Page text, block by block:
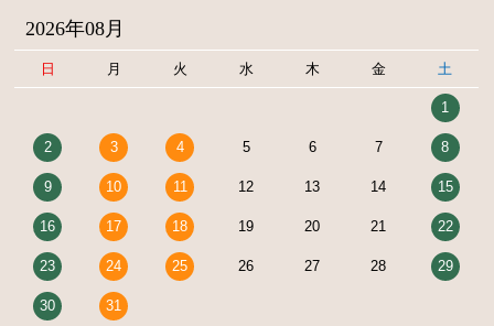
2026年08月
日 月 火 水 木 金 土
1
2 3 4 5 6 7 8
9 10 11 12 13 14 15
16 17 18 19 20 21 22
23 24 25 26 27 28 29
30 31